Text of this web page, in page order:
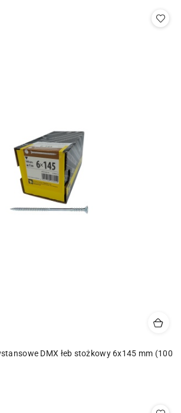
DMX łeb stożkowy 6x145 mm (100